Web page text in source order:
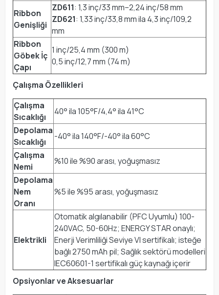
Ribbon
Genişliği
ZD611: 1,3 inç/33 mm–2,24 inç/58 mm
ZD621: 1,33 inç/33,8 mm ila 4,3 inç/109,2
mm
Ribbon
Göbek İç
Çapı
1 inç/25,4 mm (300 m)
0,5 inç/12,7 mm (74 m)
Çalışma Özellikleri
Çalışma
Sıcaklığı
40° ila 105°F/4,4° ila 41°C
Depolama
Sıcaklığı
-40° ila 140°F/-40° ila 60°C
Çalışma
Nemi
%10 ile %90 arası, yoğuşmasız
Depolama
Nem
Oranı
%5 ile %95 arası, yoğuşmasız
Elektrikli
Otomatik algılanabilir (PFC Uyumlu) 100-
240VAC, 50-60Hz; ENERGY STAR onaylı;
Enerji Verimliliği Seviye VI sertifikalı; isteğe
bağlı 2750 mAh pil; Sağlık sektörü modelleri
IEC60601-1 sertifikalı güç kaynağı içerir
Opsiyonlar ve Aksesuarlar